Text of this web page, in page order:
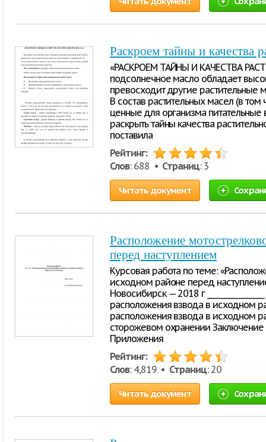
Раскроем тайны и качества
«РАСКРОЕМ ТАЙНЫ И КАЧЕСТВА
подсолнечное масло обладает
превосходит другие растительные
В состав растительных масел (в
ценные для организма
раскрыть тайны качества
поставила
Рейтинг:
Слов: 688 • Страниц: 3
Читать документ
Расположение
перед наступлением
Курсовая работа по теме:
исходном районе перед
Новосибирск — 2018 г
расположения взвода в исходном
расположения взвода в исходном
сторожевом охранении
Приложения
Рейтинг:
Слов: 4,819 • Страниц: 20
Читать документ